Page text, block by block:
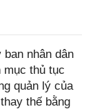
nhân dân
mục thủ tục
quản lý của
thế bằng